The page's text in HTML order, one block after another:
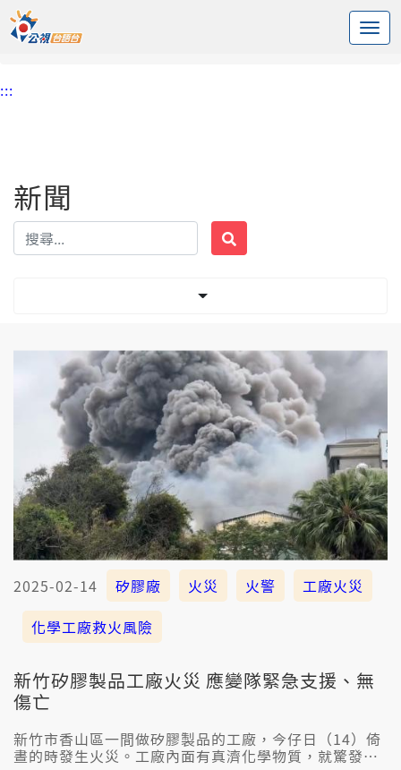
中央內容區塊
頭頁
:::
新聞
2025-02-14 矽膠廠 火災 火警
工廠火災
化學工廠救火風險
新竹矽膠製品工廠火災 應變隊緊急支援、無
傷亡
新竹市香山區一間做矽膠製品的工廠，今仔日（14）倚
晝的時發生火災。工廠內面有真濟化學物質，就驚發生